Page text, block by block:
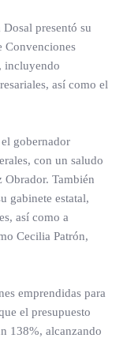
presentó su
Convenciones
incluyendo
así como el
gobernador
con un saludo
Obrador. También
gabinete estatal,
así como a
Cecilia Patrón,
emprendidas para
el presupuesto
138%, alcanzando